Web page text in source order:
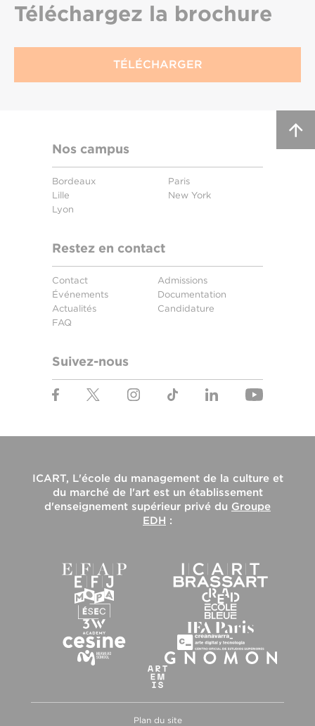
Téléchargez la brochure
TÉLÉCHARGER
Nos campus
Bordeaux
Lille
Lyon
Paris
New York
Restez en contact
Contact
Événements
Actualités
FAQ
Admissions
Documentation
Candidature
Suivez-nous
ICART, L'école du management de la culture et
du marché de l'artest un établissement
d'enseignement supérieur privé du Groupe
EDH :
Plan du site